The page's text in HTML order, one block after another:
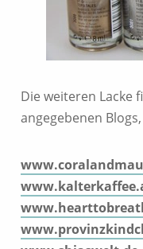
Die weiteren Lacke
angegebenen